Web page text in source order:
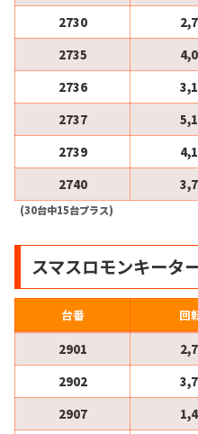
2730
2735
2736
2737
2739
2740
(30台中15台プラス)
スマスロモンキータ
台番 回
2901
2902
2907